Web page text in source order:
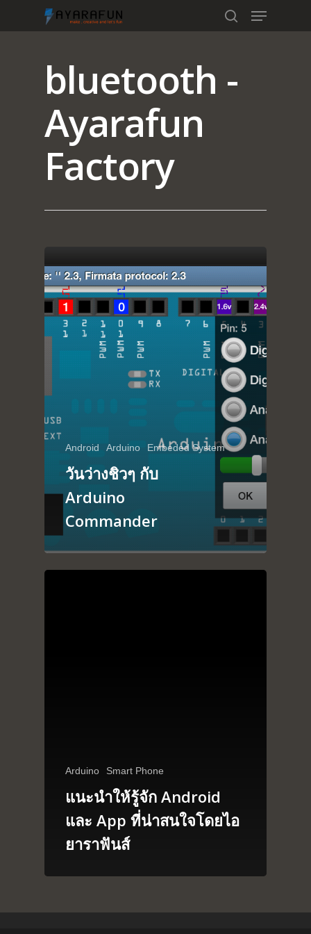
Hit enter to search or ESC to close
bluetooth -
Ayarafun
Factory
Android Arduino Embeded System
วันว่างชิวๆ กับ
Arduino
Commander
Arduino Smart Phone
แนะนำให้รู้จัก Android
และ App ที่น่าสนใจโดยไอ
ยาราฟันส์
Home
Portfolio
Arduino
Tutorial
Raspberry pi
Interactive Design
Robotics
MyProject
About
Contact
Summit Your